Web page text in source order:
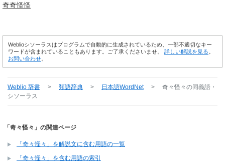
奇奇怪怪
Weblioシソーラスはプログラムで自動的に生成されているため、一部不適切なキー
ワードが含まれていることもあります。ご了承くださいませ。 詳しい解説を見る
お問い合わせ
Weblio 辞書 > 類語辞典 > 日本語WordNet > 奇々怪々 の同義語・
シソーラス
「奇々怪々」の関連ページ
「奇々怪々」を解説文に含む用語の一覧
「奇々怪々」を含む用語の索引